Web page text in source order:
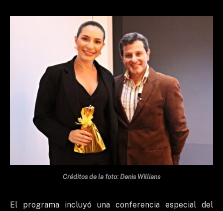
Créditos de la foto: Denis Willians
El programa incluyó una conferencia especial del